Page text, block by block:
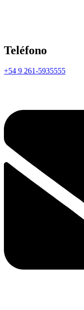
Teléfono
+54 9 261-5935555